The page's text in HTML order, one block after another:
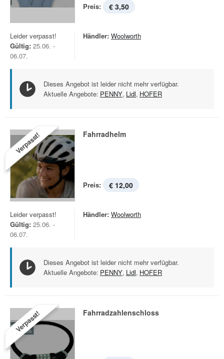
Preis: € 3,50
Leider verpasst!
Gültig: 25.06. -
06.07.
Händler: Woolworth
Dieses Angebot ist leider nicht mehr verfügbar.
Aktuelle Angebote: PENNY, Lidl, HOFER
Verpasst! Fahrradhelm
Preis: € 12,00
Leider verpasst!
Gültig: 25.06. -
06.07.
Händler: Woolworth
Dieses Angebot ist leider nicht mehr verfügbar.
Aktuelle Angebote: PENNY, Lidl, HOFER
Verpasst! Fahrradzahlenschloss